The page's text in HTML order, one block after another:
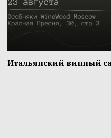
Итальянский винный